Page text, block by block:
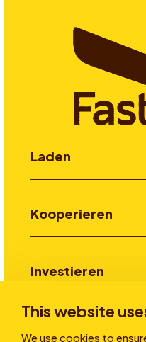
This website
We use cookies to
Laden
Kooperieren
Investieren